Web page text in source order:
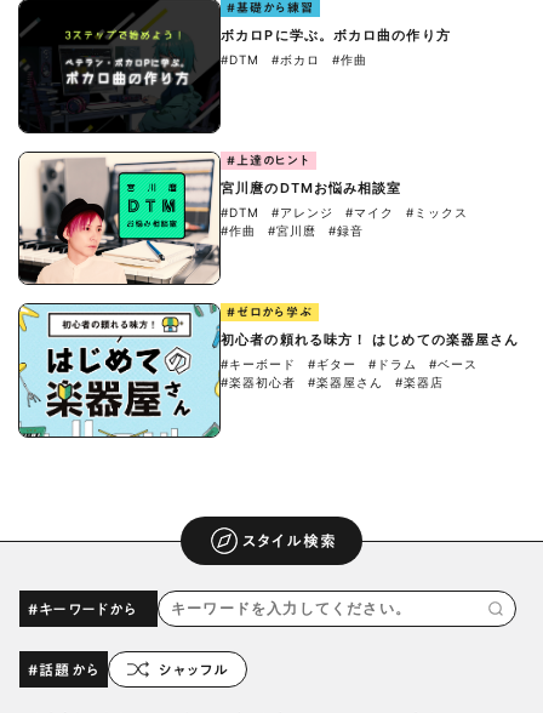
#基礎から練習
ボカロPに学ぶ。ボカロ曲の作り方
#DTM #ボカロ #作曲
#上達のヒント
宮川麿のDTMお悩み相談室
#DTM #アレンジ #マイク
#ミックス
#作曲
#宮川麿 #録音
#ゼロから学ぶ
初心者の頼れる味方！ はじめての楽器屋さん
#キーボード #ギター #ドラム
#ベース
#楽器初心者
#楽器屋さん #楽器店
スタイル検索
#キーワードから
#話題から シャッフル